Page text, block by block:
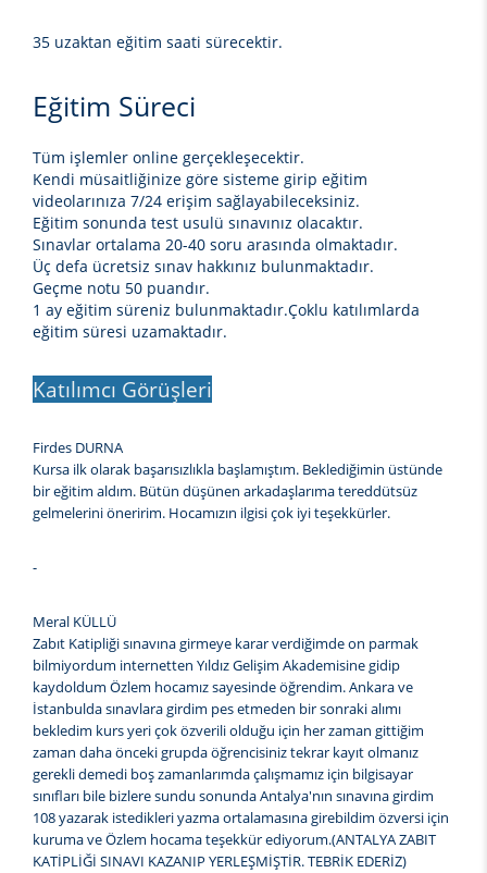
35 uzaktan eğitim saati sürecektir.
Eğitim Süreci
Tüm işlemler online gerçekleşecektir.
Kendi müsaitliğinize göre sisteme girip eğitim
videolarınıza 7/24 erişim sağlayabileceksiniz.
Eğitim sonunda test usulü sınavınız olacaktır.
Sınavlar ortalama 20-40 soru arasında olmaktadır.
Üç defa ücretsiz sınav hakkınız bulunmaktadır.
Geçme notu 50 puandır.
1 ay eğitim süreniz bulunmaktadır.Çoklu katılımlarda
eğitim süresi uzamaktadır.
Katılımcı Görüşleri
Firdes DURNA
Kursa ilk olarak başarısızlıkla başlamıştım. Beklediğimin üstünde
bir eğitim aldım. Bütün düşünen arkadaşlarıma tereddütsüz
gelmelerini öneririm. Hocamızın ilgisi çok iyi teşekkürler.
-
Meral KÜLLÜ
Zabıt Katipliği sınavına girmeye karar verdiğimde on parmak
bilmiyordum internetten Yıldız Gelişim Akademisine gidip
kaydoldum Özlem hocamız sayesinde öğrendim. Ankara ve
İstanbulda sınavlara girdim pes etmeden bir sonraki alımı
bekledim kurs yeri çok özverili olduğu için her zaman gittiğim
zaman daha önceki grupda öğrencisiniz tekrar kayıt olmanız
gerekli demedi boş zamanlarımda çalışmamız için bilgisayar
sınıfları bile bizlere sundu sonunda Antalya'nın sınavına girdim
108 yazarak istedikleri yazma ortalamasına girebildim özversi için
kuruma ve Özlem hocama teşekkür ediyorum.(ANTALYA ZABIT
KATİPLİĞİ SINAVI KAZANIP YERLEŞMİŞTİR. TEBRİK EDERİZ)